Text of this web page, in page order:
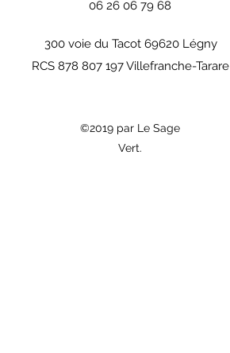
06 26 06 79 68
300 voie du Tacot 69620 Légny
RCS 878 807 197 Villefranche-Tarare
©2019 par Le Sage
Vert.